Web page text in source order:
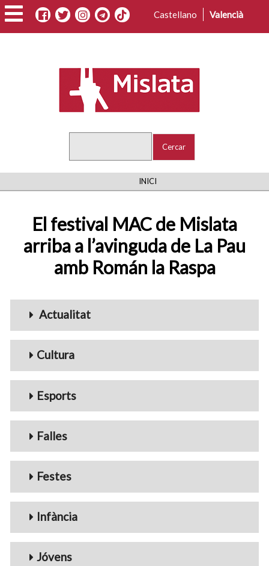
Vés
al
contingut
Castellano Valencià
FIL
INICI
El festival MAC de Mislata
arriba a l’avinguda de La Pau
amb Román la Raspa
Menu_Videos
Actualitat
Cultura
Esports
Falles
Festes
Infància
Jóvens